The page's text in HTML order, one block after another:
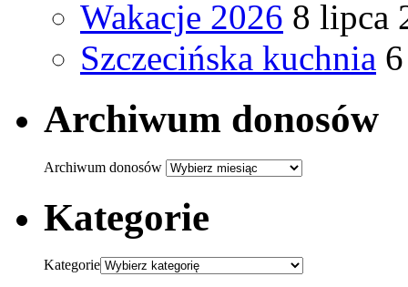
Wakacje 2026 8 lipca
Szczecińska kuchnia
Archiwum donosów
Archiwum donosów
Kategorie
Kategorie